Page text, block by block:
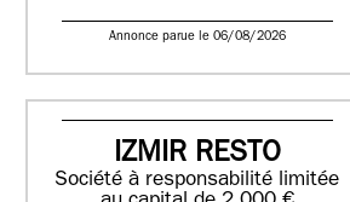
Annonce parue le 06/08/2026
IZMIR RESTO
Société à responsabilité limitée